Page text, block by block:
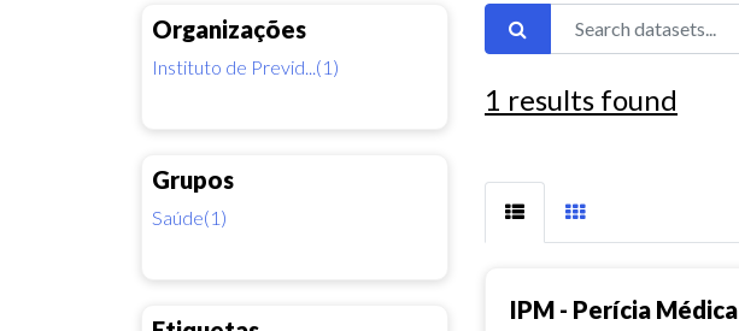
Organizações
Instituto de Previd...(1)
Grupos
Saúde(1)
1 results found
IPM - Perícia Médica